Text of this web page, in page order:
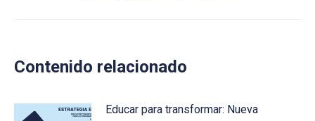
Contenido relacionado
Educar para transformar: Nueva